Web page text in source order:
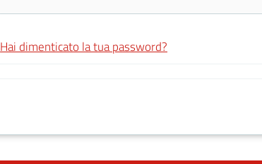
Hai dimenticato la tua password?